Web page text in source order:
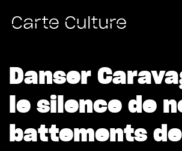
Danser
le silence de
battements